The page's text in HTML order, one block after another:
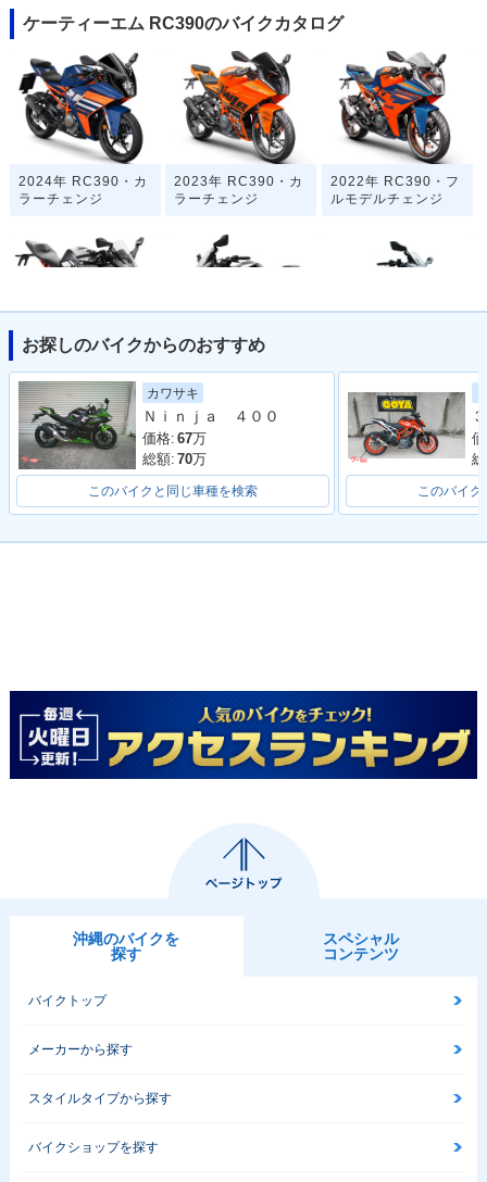
ケーティーエム RC390のバイクカタログ
2024年 RC390・カ
ラーチェンジ
2023年 RC390・カ
ラーチェンジ
2022年 RC390・フ
ルモデルチェンジ
登場
お探しのバイクからのおすすめ
カワサキ
Ｎｉｎｊａ ４００
価格: 67万
総額: 70万
このバイクと同じ車種を検索 このバイク
沖縄のバイクを
探す
スペシャル
コンテンツ
バイクトップ
メーカーから探す
スタイルタイプから探す
バイクショップを探す